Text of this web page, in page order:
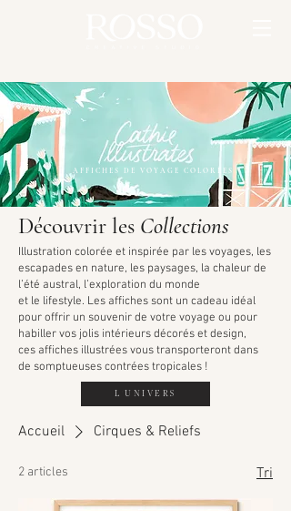
AFFICHES DE VOYAGE COLORÉES
Découvrir les Collections
Illustration colorée et inspirée par les voyages, les
escapades en nature, les paysages, la chaleur de
l’été austral, l’exploration du monde
et le lifestyle. Les affiches sont un cadeau idéal
pour offrir un souvenir de votre voyage ou pour
habiller vos jolis intérieurs décorés et design,
ces affiches illustrées vous transporteront dans
de somptueuses contrées tropicales !
L'UNIVERS
Accueil Cirques & Reliefs
2 articles Tri